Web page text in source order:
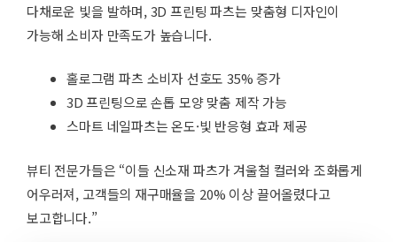
다채로운 빛을 발하며, 3D 프린팅 파츠는 맞춤형 디자인이
가능해 소비자 만족도가 높습니다.
홀로그램 파츠 소비자 선호도 35% 증가
3D 프린팅으로 손톱 모양 맞춤 제작 가능
스마트 네일파츠는 온도·빛 반응형 효과 제공
뷰티 전문가들은 “이들 신소재 파츠가 겨울철 컬러와 조화롭게
어우러져, 고객들의 재구매율을 20% 이상 끌어올렸다고
보고합니다.”